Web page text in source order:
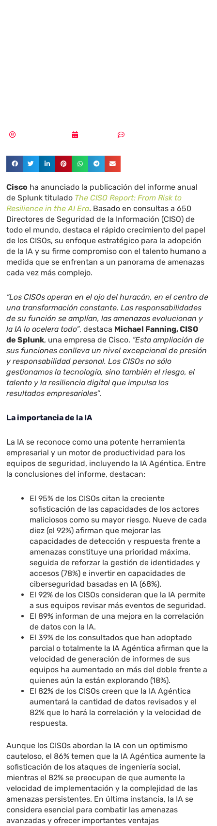
Cisco ha anunciado la publicación del informe anual
de Splunk titulado The CISO Report: From Risk to
Resilience in the AI Era. Basado en consultas a 650
Directores de Seguridad de la Información (CISO) de
todo el mundo, destaca el rápido crecimiento del papel
de los CISOs, su enfoque estratégico para la adopción
de la IA y su firme compromiso con el talento humano a
medida que se enfrentan a un panorama de amenazas
cada vez más complejo.
“Los CISOs operan en el ojo del huracán, en el centro de
una transformación constante. Las responsabilidades
de su función se amplían, las amenazas evolucionan y
la IA lo acelera todo”, destaca Michael Fanning, CISO
de Splunk, una empresa de Cisco. “Esta ampliación de
sus funciones conlleva un nivel excepcional de presión
y responsabilidad personal. Los CISOs no sólo
gestionamos la tecnología, sino también el riesgo, el
talento y la resiliencia digital que impulsa los
resultados empresariales”.
La importancia de la IA
La IA se reconoce como una potente herramienta
empresarial y un motor de productividad para los
equipos de seguridad, incluyendo la IA Agéntica. Entre
la conclusiones del informe, destacan:
El 95% de los CISOs citan la creciente
sofisticación de las capacidades de los actores
maliciosos como su mayor riesgo. Nueve de cada
diez (el 92%) afirman que mejorar las
capacidades de detección y respuesta frente a
amenazas constituye una prioridad máxima,
seguida de reforzar la gestión de identidades y
accesos (78%) e invertir en capacidades de
ciberseguridad basadas en IA (68%).
El 92% de los CISOs consideran que la IA permite
a sus equipos revisar más eventos de seguridad.
El 89% informan de una mejora en la correlación
de datos con la IA.
El 39% de los consultados que han adoptado
parcial o totalmente la IA Agéntica afirman que la
velocidad de generación de informes de sus
equipos ha aumentado en más del doble frente a
quienes aún la están explorando (18%).
El 82% de los CISOs creen que la IA Agéntica
aumentará la cantidad de datos revisados y el
82% que lo hará la correlación y la velocidad de
respuesta.
Aunque los CISOs abordan la IA con un optimismo
cauteloso, el 86% temen que la IA Agéntica aumente la
sofisticación de los ataques de ingeniería social,
mientras el 82% se preocupan de que aumente la
velocidad de implementación y la complejidad de las
amenazas persistentes. En última instancia, la IA se
considera esencial para combatir las amenazas
avanzadas y ofrecer importantes ventajas